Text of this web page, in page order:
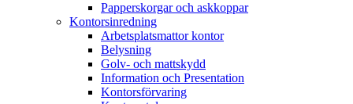
Papperskorgar och askkoppar
Kontorsinredning
Arbetsplatsmattor kontor
Belysning
Golv- och mattskydd
Information och Presentation
Kontorsförvaring